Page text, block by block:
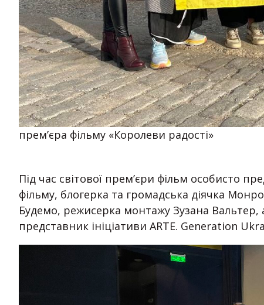
прем’єра фільму «Королеви радості»
Під час світової прем’єри фільм особисто
фільму, блогерка та громадська діячка
Будемо, режисерка монтажу Зузана
представник ініціативи ARTE. Generation